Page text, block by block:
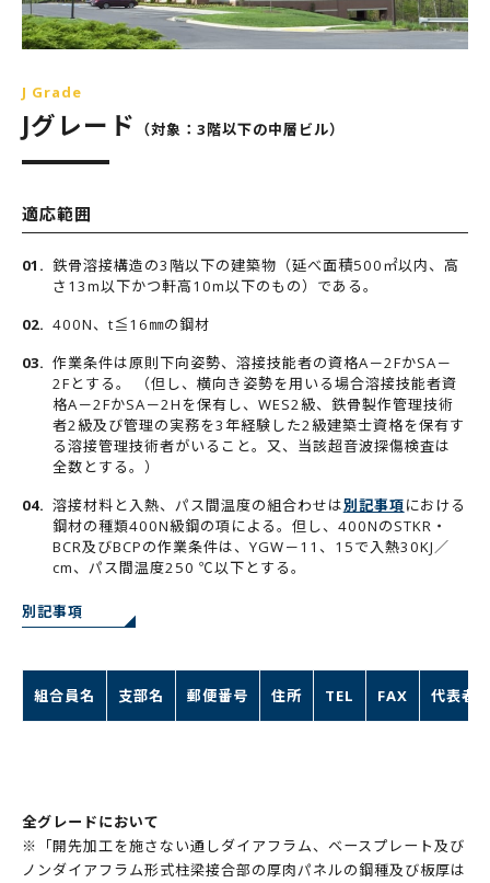
J Grade
Jグレード （対象：3階以下の中層ビル）
適応範囲
鉄骨溶接構造の3階以下の建築物（延べ面積500㎡以内、高
さ13m以下かつ軒高10m以下のもの）である。
400N、t≦16㎜の鋼材
作業条件は原則下向姿勢、溶接技能者の資格A－2FかSA－
2Fとする。 （但し、横向き姿勢を用いる場合溶接技能者資
格A－2FかSA－2Hを保有し、WES2級、鉄骨製作管理技術
者2級及び管理の実務を3年経験した2級建築士資格を保有す
る溶接管理技術者がいること。又、当該超音波探傷検査は
全数とする。）
溶接材料と入熱、パス間温度の組合わせは別記事項における
鋼材の種類400N級鋼の項による。但し、400NのSTKR・
BCR及びBCPの作業条件は、YGW－11、15で入熱30KJ／
cm、パス間温度250 ℃以下とする。
別記事項
組合員名 支部名 郵便番号 住所 TEL FAX 代表者
全グレードにおいて
※「開先加工を施さない通しダイアフラム、ベースプレート及び
ノンダイアフラム形式柱梁接合部の厚肉パネルの鋼種及び板厚は